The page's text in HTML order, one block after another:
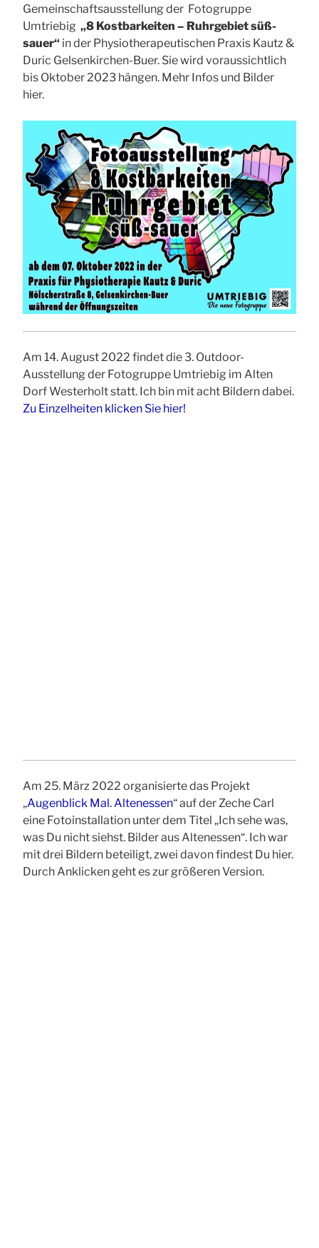
Gemeinschaftsausstellung der Fotogruppe
Umtriebig „8 Kostbarkeiten – Ruhrgebiet süß-
sauer“ in der Physiotherapeutischen Praxis Kautz &
Duric Gelsenkirchen-Buer. Sie wird voraussichtlich
bis Oktober 2023 hängen. Mehr Infos und Bilder
hier.
Am 14. August 2022 findet die 3. Outdoor-
Ausstellung der Fotogruppe Umtriebig im Alten
Dorf Westerholt statt. Ich bin mit acht Bildern dabei.
Zu Einzelheiten klicken Sie hier!
Am 25. März 2022 organisierte das Projekt
„Augenblick Mal. Altenessen“ auf der Zeche Carl
eine Fotoinstallation unter dem Titel „Ich sehe was,
was Du nicht siehst. Bilder aus Altenessen“. Ich war
mit drei Bildern beteiligt, zwei davon findest Du hier.
Durch Anklicken geht es zur größeren Version.